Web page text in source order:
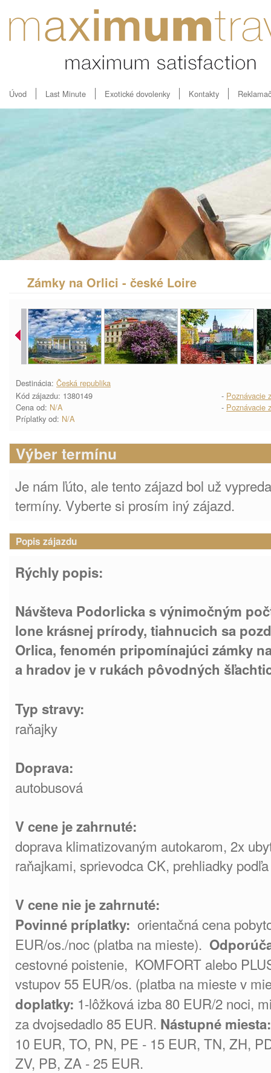
Úvod Last Minute Exotické dovolenky Kontakty
Zámky na Orlici - české Loire
Destinácia: Česká republika
Kód zájazdu: 1380149
Cena od: N/A
Príplatky od: N/A
- Poznávacie
- Poznávacie
Výber termínu
Je nám ľúto, ale tento zájazd bol už
termíny. Vyberte si prosím iný zájazd.
Popis zájazdu
Rýchly popis:
Návšteva Podorlicka s výnimočným
lone krásnej prírody, tiahnucich sa
Orlica, fenomén pripomínajúci zámky
a hradov je v rukách pôvodných
Typ stravy:
raňajky
Doprava:
autobusová
V cene je zahrnuté:
doprava klimatizovaným autokarom, 2x
raňajkami, sprievodca CK, prehliadky
V cene nie je zahrnuté:
Povinné príplatky: orientačná cena
EUR/os./noc (platba na mieste).
cestovné poistenie, KOMFORT alebo
vstupov 55 EUR/os. (platba na mieste v
doplatky: 1-lôžková izba 80 EUR/2 noci,
za dvojsedadlo 85 EUR. Nástupné miesta:
10 EUR, TO, PN, PE - 15 EUR, TN, ZH,
ZV, PB, ZA - 25 EUR.